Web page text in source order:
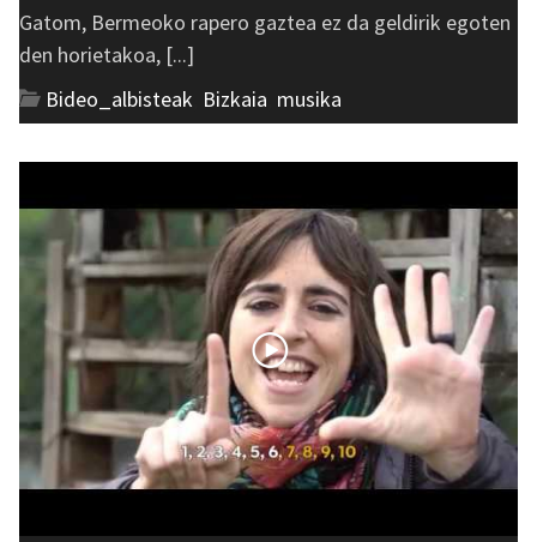
Gatom, Bermeoko rapero gaztea ez da geldirik egoten
den horietakoa, [...]
Bideo_albisteak Bizkaia musika